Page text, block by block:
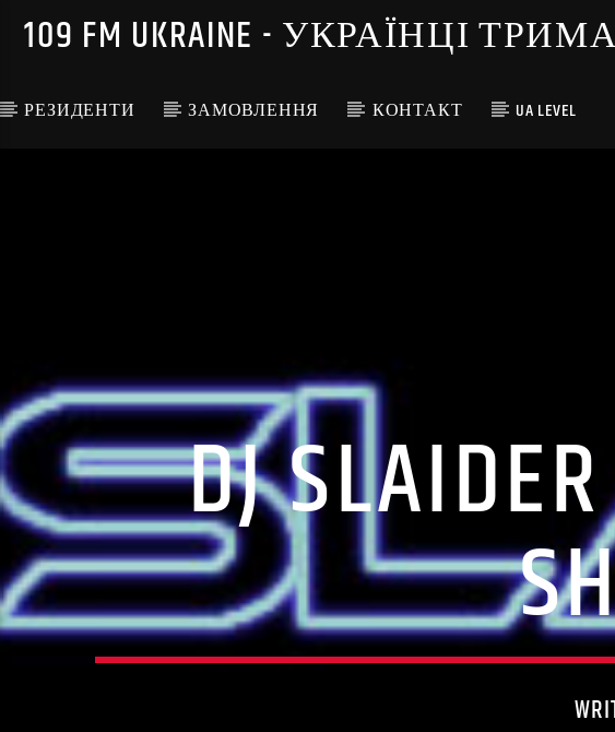
109 FM UKRAINE - УКРАЇНЦІ
РЕЗИДЕНТИ ЗАМОВЛЕННЯ КОНТАКТ UA LEVEL
DJ